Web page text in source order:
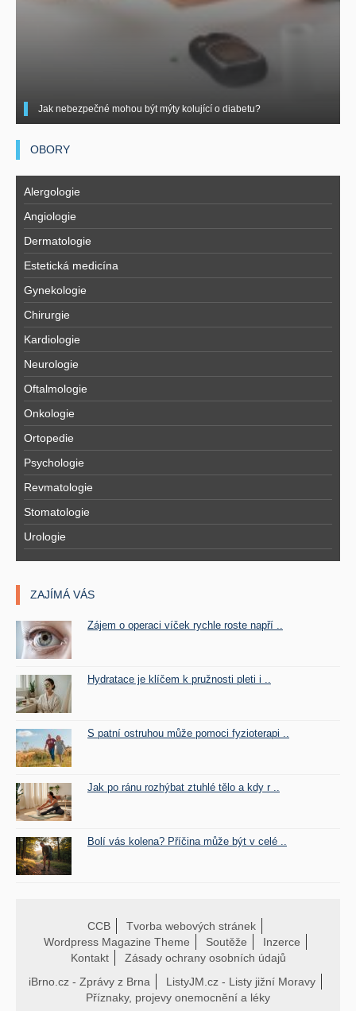
Jak nebezpečné mohou být mýty kolující o diabetu?
OBORY
Alergologie
Angiologie
Dermatologie
Estetická medicína
Gynekologie
Chirurgie
Kardiologie
Neurologie
Oftalmologie
Onkologie
Ortopedie
Psychologie
Revmatologie
Stomatologie
Urologie
ZAJÍMÁ VÁS
Zájem o operaci víček rychle roste napří ..
Hydratace je klíčem k pružnosti pleti i ..
S patní ostruhou může pomoci fyzioterapi ..
Jak po ránu rozhýbat ztuhlé tělo a kdy r ..
Bolí vás kolena? Příčina může být v celé ..
CCB
Tvorba webových stránek
Wordpress Magazine Theme
Soutěže
Inzerce
Kontakt
Zásady ochrany osobních údajů
iBrno.cz - Zprávy z Brna
ListyJM.cz - Listy jižní Moravy
Příznaky, projevy onemocnění a léky